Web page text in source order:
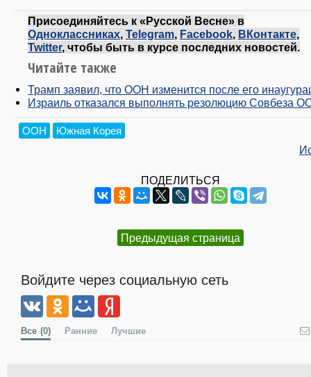
Присоединяйтесь к «Русской Весне» в
Одноклассниках, Telegram, Facebook, ВКонтакте,
Twitter, чтобы быть в курсе последних новостей.
Читайте также
Трамп заявил, что ООН изменится после его
Израиль отказался выполнять резолюцию Совбеза
ООН Южная Корея
ПОДЕЛИТЬСЯ
Предыдущая страница
Войдите через социальную сеть
Все (0) Ранние Лучшие